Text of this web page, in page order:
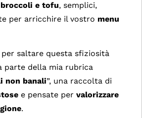
e tofu, semplici,
per arricchire il vostro menu
per saltare questa sfiziosità
parte della mia rubrica
non banali”, una raccolta di
e pensate pervalorizzare
.